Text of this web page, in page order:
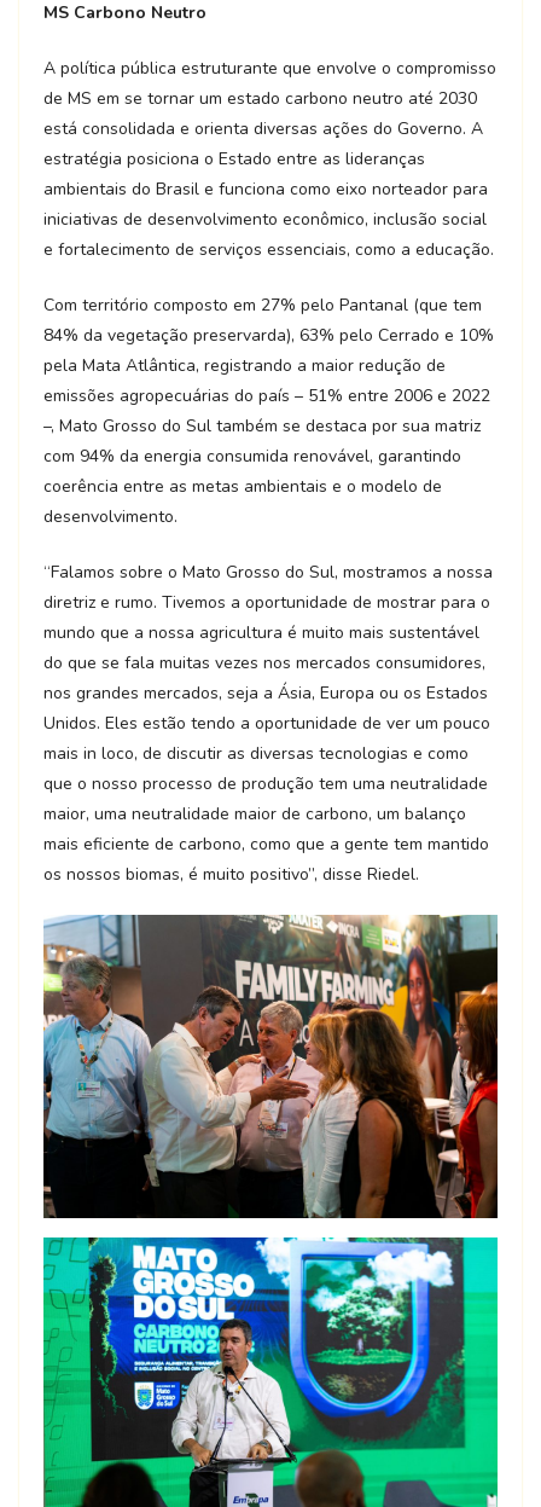
MS Carbono Neutro
A política pública estruturante que envolve o compromisso
de MS em se tornar um estado carbono neutro até 2030
está consolidada e orienta diversas ações do Governo. A
estratégia posiciona o Estado entre as lideranças
ambientais do Brasil e funciona como eixo norteador para
iniciativas de desenvolvimento econômico, inclusão social
e fortalecimento de serviços essenciais, como a educação.
Com território composto em 27% pelo Pantanal (que tem
84% da vegetação preservarda), 63% pelo Cerrado e 10%
pela Mata Atlântica, registrando a maior redução de
emissões agropecuárias do país – 51% entre 2006 e 2022
–, Mato Grosso do Sul também se destaca por sua matriz
com 94% da energia consumida renovável, garantindo
coerência entre as metas ambientais e o modelo de
desenvolvimento.
“Falamos sobre o Mato Grosso do Sul, mostramos a nossa
diretriz e rumo. Tivemos a oportunidade de mostrar para o
mundo que a nossa agricultura é muito mais sustentável
do que se fala muitas vezes nos mercados consumidores,
nos grandes mercados, seja a Ásia, Europa ou os Estados
Unidos. Eles estão tendo a oportunidade de ver um pouco
mais in loco, de discutir as diversas tecnologias e como
que o nosso processo de produção tem uma neutralidade
maior, uma neutralidade maior de carbono, um balanço
mais eficiente de carbono, como que a gente tem mantido
os nossos biomas, é muito positivo”, disse Riedel.